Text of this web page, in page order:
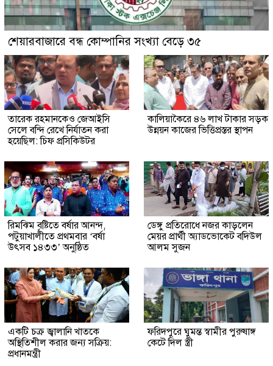
শেয়ারবাজারে বন্ধ কোম্পানির সংখ্যা বেড়ে ৩৫
তারেক রহমানকেও জেআইসি
সেলে বন্দি রেখে নির্যাতন করা
হয়েছিল: চিফ প্রসিকিউটর
কালিয়াকৈরে ৪৬ লাখ টাকার সড়ক
উন্নয়ন কাজের ভিত্তিপ্রস্তর স্থাপন
রিমঝিম বৃষ্টিতে বর্ষার আনন্দ,
পটুয়াখালীতে প্রথমবার ‘বর্ষা
উৎসব ১৪৩৩’ অনুষ্ঠিত
ডেঙ্গু প্রতিরোধে নজর কাড়লেন
মেয়র প্রার্থী অ্যাডভোকেট বদিউল
আলম সুজন
একটি চক্র জ্বালানি খাতকে
অস্থিতিশীল করার জন্য সক্রিয়:
প্রধানমন্ত্রী
ফরিদপুরে ঘুমন্ত স্বামীর পুরুষাঙ্গ
কেটে দিল স্ত্রী